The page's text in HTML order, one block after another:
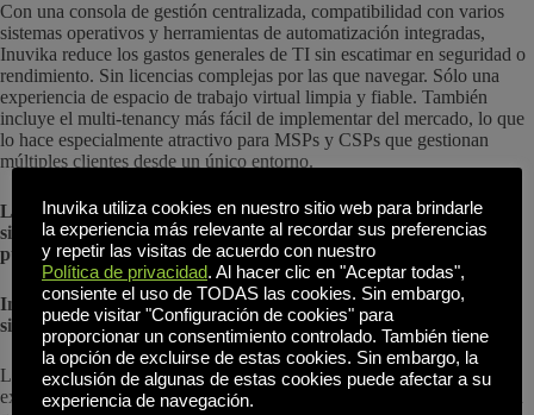
Con una consola de gestión centralizada, compatibilidad con varios
sistemas operativos y herramientas de automatización integradas,
Inuvika reduce los gastos generales de TI sin escatimar en seguridad o
rendimiento. Sin licencias complejas por las que navegar. Sólo una
experiencia de espacio de trabajo virtual limpia y fiable. También
incluye el multi-tenancy más fácil de implementar del mercado, lo que
lo hace especialmente atractivo para MSPs y CSPs que gestionan
múltiples clientes desde un único entorno.
La implantación se mide en horas, no en días o semanas, lo que
significa que los equipos de TI y los proveedores de servicios
pueden desplegar nuevos entornos rápidamente.
Inteligencia artificial, automatización y colaboración a distancia
sin complicaciones
Los titulares sobre la “evolución de la IA” no son meras
exageraciones. En la práctica, los equipos quieren una automatización
Inuvika utiliza cookies en nuestro sitio web para brindarle
la experiencia más relevante al recordar sus preferencias
y repetir las visitas de acuerdo con nuestro
Política de privacidad. Al hacer clic en "Aceptar todas",
consiente el uso de TODAS las cookies. Sin embargo,
puede visitar "Configuración de cookies" para
proporcionar un consentimiento controlado. También tiene
la opción de excluirse de estas cookies. Sin embargo, la
exclusión de algunas de estas cookies puede afectar a su
experiencia de navegación.